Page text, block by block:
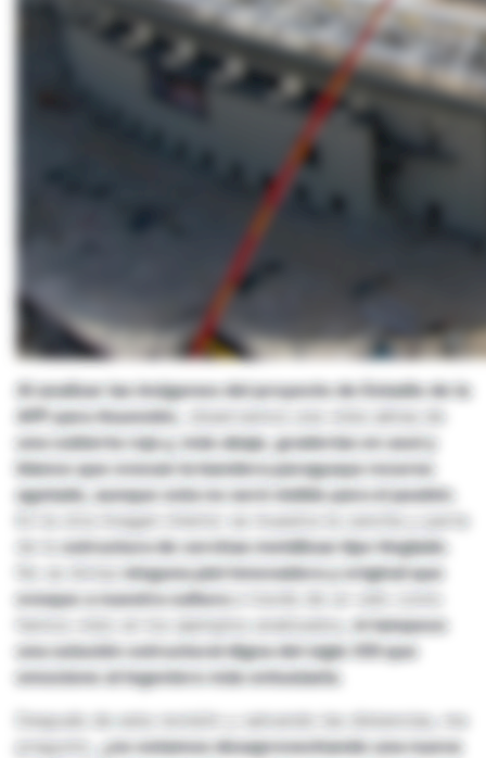
Al analizar las imágenes del proyecto de Estadio de la
APF para Asunción,
observamos una vista aérea de
una cubierta roja y, más abajo, graderías en azul y
blanco que evocan la bandera paraguaya recurso
agotado, aunque esta no será visible para el peatón
En la otra imagen interior se muestra la cancha y parte
de la estructura de cerchas metálicas tipo tinglado
No se divisa ninguna piel innovadora y original que
evoque a nuestra cultura
hemos visto en los ejemplos analizados, ni tampoco
una solución estructural digna del siglo XXI que
emocione al ingeniero más entusiasta
Después de esta revisión y salvando las distancias, me
pregunto,
¿no estamos desaprovechando una nueva